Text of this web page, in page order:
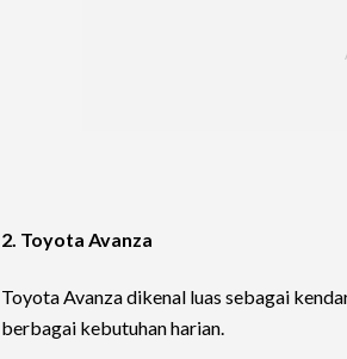
2. Toyota Avanza
Toyota Avanza dikenal luas sebagai
berbagai kebutuhan harian.